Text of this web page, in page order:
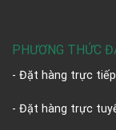
PHƯƠNG THỨC
- Đặt hàng trực tiếp
- Đặt hàng trực